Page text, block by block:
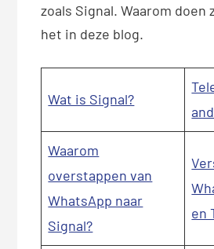
zoals Signal. Waarom doen
het in deze blog.
Wat is Signal?
Waarom
overstappen van
WhatsApp naar
Signal?
en